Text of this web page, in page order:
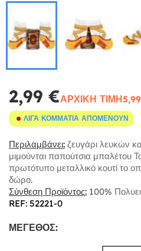
2,99 €ΑΡΧΙΚΉ ΤΙΜΉ
ΛΊΓΑ ΚΟΜΜΆΤΙΑ ΑΠΟΜΈΝΟΥΝ
Περιλαμβάνει: ζευγάρι λευκών
μιμούνται παπούτσια μπαλέτου
πρωτότυπο μεταλλικό κουτί το
δώρο.
Σύνθεση Προϊόντος: 100%
REF: 52221-0
ΜΈΓΕΘΟΣ: